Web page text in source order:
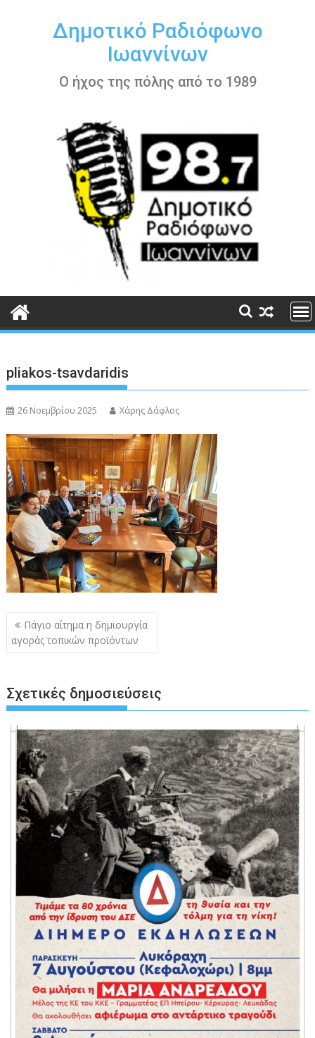
περιεχόμενοΔημοτικό Ραδιόφωνο
Ιωαννίνων
Ο ήχος της πόλης από το 1989
pliakos-tsavdaridis
26 Νοεμβρίου 2025 Χάρης Δάφλος
Πλοήγηση
άρθρων
Πάγιο αίτημα η δημιουργία
αγοράς τοπικών προϊόντων
Σχετικές δημοσιεύσεις